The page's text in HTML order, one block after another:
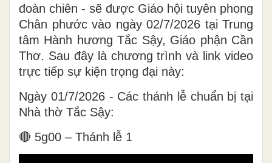
đoàn chiên - sẽ được Giáo hội tuyên phong
Chân phước vào ngày 02/7/2026 tại Trung
tâm Hành hương Tắc Sậy, Giáo phận Cần
Thơ. Sau đây là chương trình và link video
trực tiếp sự kiện trọng đại này:
Ngày 01/7/2026 - Các thánh lễ chuẩn bị tại
Nhà thờ Tắc Sậy:
🔴 5g00 – Thánh lễ 1